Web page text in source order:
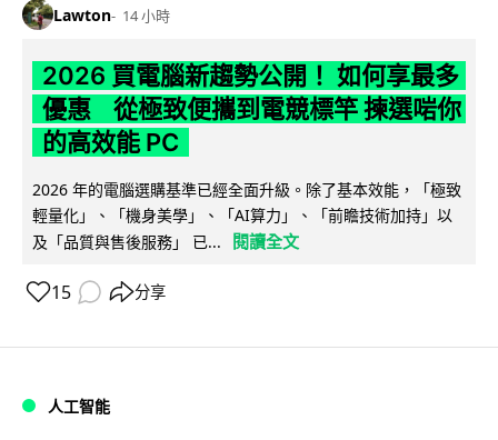
Lawton 14 小時
2026 買電腦新趨勢公開！ 如何享最多
優惠 從極致便攜到電競標竿 揀選啱你
的高效能 PC
2026 年的電腦選購基準已經全面升級。除了基本效能，「極致
輕量化」、「機身美學」、「AI算力」、「前瞻技術加持」以
及「品質與售後服務」 已...
閱讀全文
15 分享
人工智能